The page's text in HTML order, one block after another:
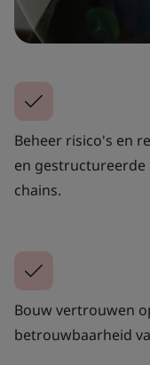
Beheer risico's en
en
chains.
Bouw vertrouwen
betrouwbaarheid